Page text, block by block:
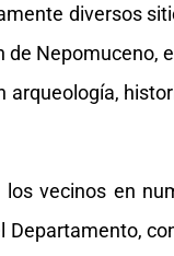
diversos
de Nepomuceno,
arqueología,
vecinos en